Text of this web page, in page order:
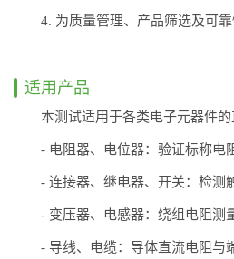
4. 为质量管理、产品筛选及可靠
适用产品
本测试适用于各类电子元器件的
- 电阻器、电位器：验证标称电
- 连接器、继电器、开关：检测
- 变压器、电感器：绕组电阻测
- 导线、电缆：导体直流电阻与